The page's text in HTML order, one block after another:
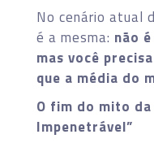
No cenário atual
é a mesma: não
mas você
que a média do
O fim do mito
Impenetrável”